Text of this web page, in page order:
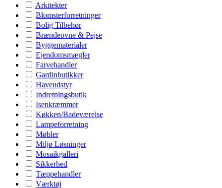
Arkitekter
Blomsterforretninger
Bolig Tilbehør
Brændeovne & Pejse
Byggematerialer
Ejendomsmægler
Farvehandler
Gardinbutikker
Haveudstyr
Indretningsbutik
Isenkræmmer
Køkken/Badeværelse
Lampeforretning
Møbler
Miljø Løsninger
Mosaikgalleri
Sikkerhed
Tæppehandler
Værktøj